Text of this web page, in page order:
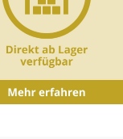
7